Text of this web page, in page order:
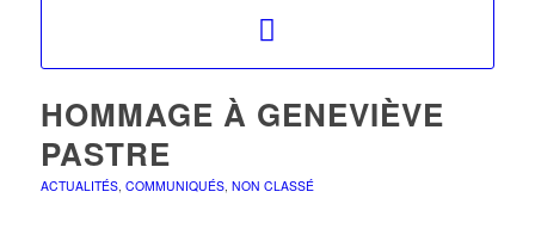
HOMMAGE À GENEVIÈVE
PASTRE
ACTUALITÉS, COMMUNIQUÉS, NON CLASSÉ